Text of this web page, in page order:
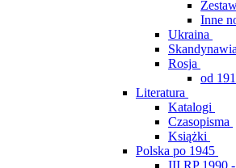
Inne
Ukraina
Skandynawia
Rosja
od
Literatura
Katalogi
Czasopisma
Książki
Polska po 1945
III RP 1990 -